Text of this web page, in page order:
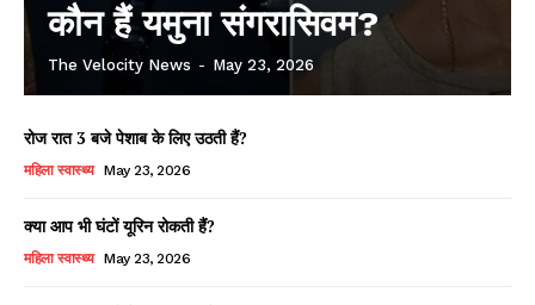
कौन हैं यमुना संगरासिवम?
The Velocity News - May 23, 2026
रोज रात 3 बजे पेशाब के लिए उठती हैं?
महिला स्वास्थ्य May 23, 2026
क्या आप भी घंटों यूरिन रोकती हैं?
महिला स्वास्थ्य May 23, 2026